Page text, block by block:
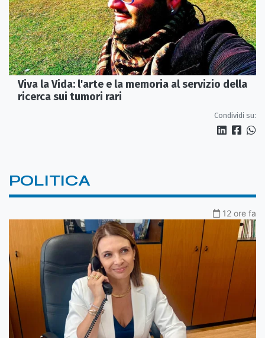
Viva la Vida: l'arte e la memoria al servizio della
ricerca sui tumori rari
Condividi su:
POLITICA
12 ore fa